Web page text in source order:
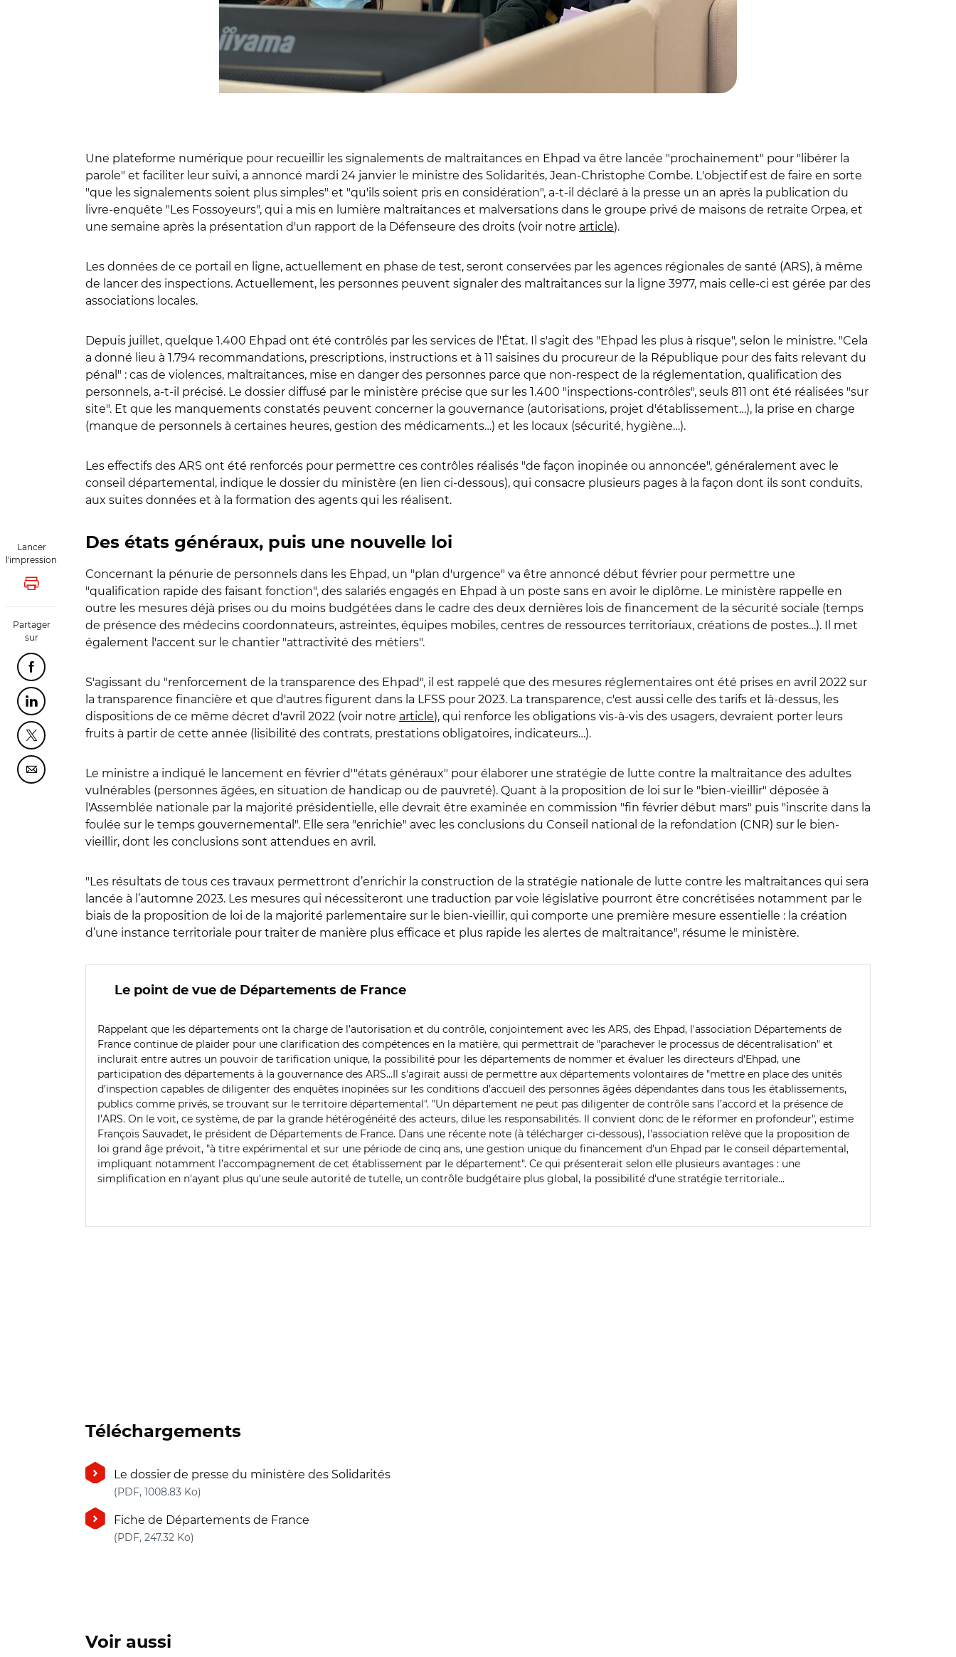
Lancer
l'impression
Lancer l'impression
Partager
sur
Partager cette page sur Facebook
Partager cette page sur Linkedin
Partager cette page sur Twitter
Partager cette page sur Courriel
Une plateforme numérique pour recueillir les signalements de maltraitances en Ehpad va être lancée "prochainement" pour "libérer la
parole" et faciliter leur suivi, a annoncé mardi 24 janvier le ministre des Solidarités, Jean-Christophe Combe. L'objectif est de faire en sorte
"que les signalements soient plus simples" et "qu'ils soient pris en considération", a-t-il déclaré à la presse un an après la publication du
livre-enquête "Les Fossoyeurs", qui a mis en lumière maltraitances et malversations dans le groupe privé de maisons de retraite Orpea, et
une semaine après la présentation d'un rapport de la Défenseure des droits (voir notre article).
Les données de ce portail en ligne, actuellement en phase de test, seront conservées par les agences régionales de santé (ARS), à même
de lancer des inspections. Actuellement, les personnes peuvent signaler des maltraitances sur la ligne 3977, mais celle-ci est gérée par des
associations locales.
Depuis juillet, quelque 1.400 Ehpad ont été contrôlés par les services de l'État. Il s'agit des "Ehpad les plus à risque", selon le ministre. "Cela
a donné lieu à 1.794 recommandations, prescriptions, instructions et à 11 saisines du procureur de la République pour des faits relevant du
pénal" : cas de violences, maltraitances, mise en danger des personnes parce que non-respect de la réglementation, qualification des
personnels, a-t-il précisé. Le dossier diffusé par le ministère précise que sur les 1.400 "inspections-contrôles", seuls 811 ont été réalisées "sur
site". Et que les manquements constatés peuvent concerner la gouvernance (autorisations, projet d'établissement…), la prise en charge
(manque de personnels à certaines heures, gestion des médicaments…) et les locaux (sécurité, hygiène…).
Les effectifs des ARS ont été renforcés pour permettre ces contrôles réalisés "de façon inopinée ou annoncée", généralement avec le
conseil départemental, indique le dossier du ministère (en lien ci-dessous), qui consacre plusieurs pages à la façon dont ils sont conduits,
aux suites données et à la formation des agents qui les réalisent.
Des états généraux, puis une nouvelle loi
Concernant la pénurie de personnels dans les Ehpad, un "plan d'urgence" va être annoncé début février pour permettre une
"qualification rapide des faisant fonction", des salariés engagés en Ehpad à un poste sans en avoir le diplôme. Le ministère rappelle en
outre les mesures déjà prises ou du moins budgétées dans le cadre des deux dernières lois de financement de la sécurité sociale (temps
de présence des médecins coordonnateurs, astreintes, équipes mobiles, centres de ressources territoriaux, créations de postes…). Il met
également l'accent sur le chantier "attractivité des métiers".
S'agissant du "renforcement de la transparence des Ehpad", il est rappelé que des mesures réglementaires ont été prises en avril 2022 sur
la transparence financière et que d'autres figurent dans la LFSS pour 2023. La transparence, c'est aussi celle des tarifs et là-dessus, les
dispositions de ce même décret d'avril 2022 (voir notre article), qui renforce les obligations vis-à-vis des usagers, devraient porter leurs
fruits à partir de cette année (lisibilité des contrats, prestations obligatoires, indicateurs…).
Le ministre a indiqué le lancement en février d'"états généraux" pour élaborer une stratégie de lutte contre la maltraitance des adultes
vulnérables (personnes âgées, en situation de handicap ou de pauvreté). Quant à la proposition de loi sur le "bien-vieillir" déposée à
l'Assemblée nationale par la majorité présidentielle, elle devrait être examinée en commission "fin février début mars" puis "inscrite dans la
foulée sur le temps gouvernemental". Elle sera "enrichie" avec les conclusions du Conseil national de la refondation (CNR) sur le bien-
vieillir, dont les conclusions sont attendues en avril.
"Les résultats de tous ces travaux permettront d’enrichir la construction de la stratégie nationale de lutte contre les maltraitances qui sera
lancée à l’automne 2023. Les mesures qui nécessiteront une traduction par voie législative pourront être concrétisées notamment par le
biais de la proposition de loi de la majorité parlementaire sur le bien-vieillir, qui comporte une première mesure essentielle : la création
d’une instance territoriale pour traiter de manière plus efficace et plus rapide les alertes de maltraitance", résume le ministère.
Le point de vue de Départements de France
Rappelant que les départements ont la charge de l’autorisation et du contrôle, conjointement avec les ARS, des Ehpad, l'association Départements de
France continue de plaider pour une clarification des compétences en la matière, qui permettrait de "parachever le processus de décentralisation" et
inclurait entre autres un pouvoir de tarification unique, la possibilité pour les départements de nommer et évaluer les directeurs d'Ehpad, une
participation des départements à la gouvernance des ARS…Il s'agirait aussi de permettre aux départements volontaires de "mettre en place des unités
d’inspection capables de diligenter des enquêtes inopinées sur les conditions d’accueil des personnes âgées dépendantes dans tous les établissements,
publics comme privés, se trouvant sur le territoire départemental". "Un département ne peut pas diligenter de contrôle sans l’accord et la présence de
l’ARS. On le voit, ce système, de par la grande hétérogénéité des acteurs, dilue les responsabilités. Il convient donc de le réformer en profondeur", estime
François Sauvadet, le président de Départements de France. Dans une récente note (à télécharger ci-dessous), l'association relève que la proposition de
loi grand âge prévoit, "à titre expérimental et sur une période de cinq ans, une gestion unique du financement d’un Ehpad par le conseil départemental,
impliquant notamment l’accompagnement de cet établissement par le département". Ce qui présenterait selon elle plusieurs avantages : une
simplification en n'ayant plus qu'une seule autorité de tutelle, un contrôle budgétaire plus global, la possibilité d'une stratégie territoriale…
Téléchargements
Le dossier de presse du ministère des Solidarités
(PDF, 1008.83 Ko)
Fiche de Départements de France
(PDF, 247.32 Ko)
Voir aussi